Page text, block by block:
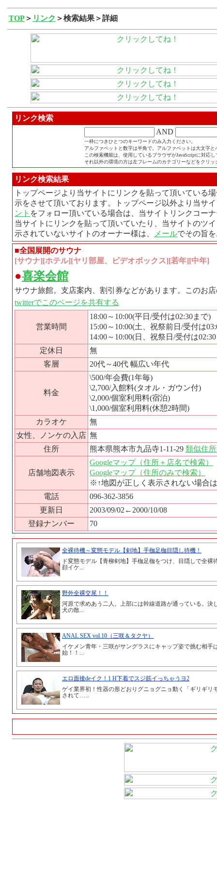
TOP ＞ リンク ＞検索結果＞詳細
リンク検索
AND
一枠につきひとつのキーワードのみ入力ください。
アルファベットと数字は半角で。アルファベットは大文字
この検索機能は、使用しているブラウザがJavaScriptに対応
それ以外の環境の方は左フレームのカテゴリーなどをクリ
リンク検索結果
トップページより当サイトにリンクを貼って頂いている
示をさせて頂いております。トップページ以外より当サ
ント をフォロー頂いている場合は、当サイトリンクコー
当サイトにリンクを貼って頂いていたり、当サイトのツ
示されていないサイトのオーナー様は、
メールでその旨
■全国展開のサウナ
[サウナ][ホテル][ヤリ部屋、ビデオボックス][若年][中年]
●喜楽会館
サウナ旅館。支店案内、割引券などがあります。このお
twitterでこのページを共有する
営業時間
18:00～10:00(平日/受付は02:30まで)
15:00～10:00(土、祝祭前日/受付は
14:00～10:00(日、祝祭日/受付は
定休日
無
客層
20代～40代 幅広い年代
料金
\500/年会費(1年毎)
\2,700/入館料(タオル・ガウン付)
\2,000/個室利用料(宿泊)
\1,000/個室利用料(休憩2時間)
カラオケ
無
女性、ノンケの入店 無
住所
熊本県熊本市九品寺1-11-29 類似住
店舗地図表示
Googleマップ（住所＋店名で検索）
Googleマップ（住所のみで検索）
※↑地図が正しく表示されない場合
電話
096-362-3856
更新日
2003/09/02←2000/10/08
登録ナンバー
70